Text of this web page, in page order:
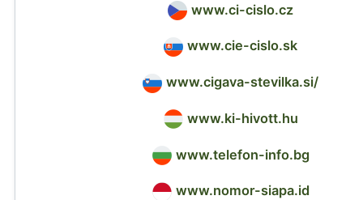
www.ci-cislo.cz
www.cie-cislo.sk
www.cigava-stevilka.si/
www.ki-hivott.hu
www.telefon-info.bg
www.nomor-siapa.id